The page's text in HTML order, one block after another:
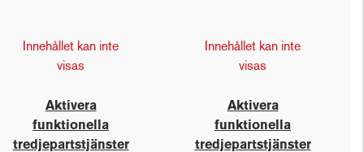
Innehållet kan inte
visas
Aktivera
funktionella
tredjepartstjänster
Innehållet kan inte
visas
Aktivera
funktionella
tredjepartstjänster